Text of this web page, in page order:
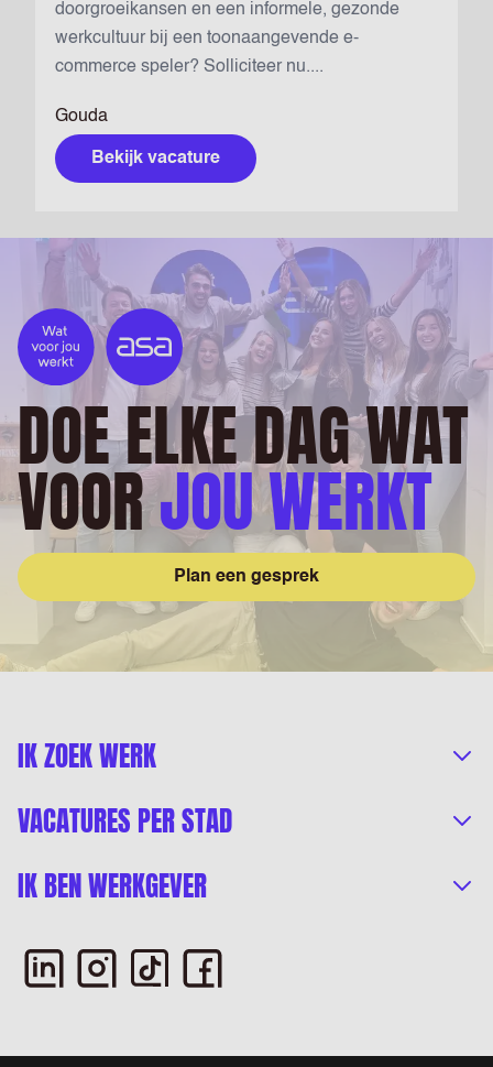
Gouda
doorgroeikansen en een informele, gezonde
werkcultuur bij een toonaangevende e-
commerce speler? Solliciteer nu....
Bekijk vacature
DOE ELKE DAG WAT
VOORJOU WERKT
Plan een gesprek
IK ZOEK WERK
VACATURES PER STAD
IK BEN WERKGEVER